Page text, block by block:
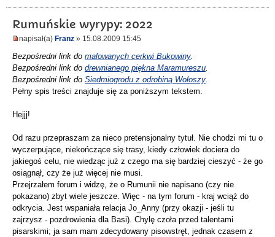
Rumuńskie wyrypy: 2022
napisał(a) Franz » 15.08.2009 15:45
Bezpośredni link do malowanych cerkwi Bukowiny.
Bezpośredni link do drewnianego piękna Maramureszu.
Bezpośredni link do Siedmiogrodu z odrobiną Wołoszy.
Pełny spis treści znajduje się za poniższym tekstem.
Hejjj!
Od razu przepraszam za nieco pretensjonalny tytuł. Nie chodzi mi tu o
wyczerpujące, niekończące się trasy, kiedy człowiek dociera do
jakiegoś celu, nie wiedząc już z czego ma się bardziej cieszyć - że go
osiągnął, czy że już więcej nie musi.
Przejrzałem forum i widzę, że o Rumunii nie napisano (czy nie
pokazano) zbyt wiele jeszcze. Więc - na tym forum - kraj wciąż do
odkrycia. Jest wspaniała relacja Jo_Anny (przy okazji - jeśli tu
zajrzysz - pozdrowienia dla Basi). Chylę czoła przed talentami
pisarskimi; ja sam mam zdecydowany pisowstręt, jednak czasem z